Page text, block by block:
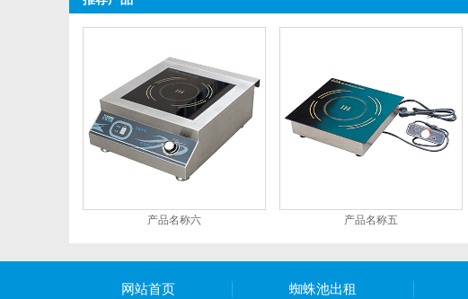
产品名称六 产品名称五
网站首页 蜘蛛池出租